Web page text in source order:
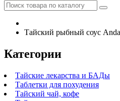
Тайский рыбный соус
Категории
Тайские лекарства и БАДы
Таблетки для похудения
Тайский чай, кофе